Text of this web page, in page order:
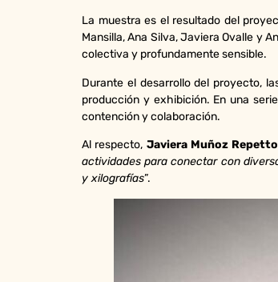
La muestra es el resultado del
Mansilla, Ana Silva, Javiera Ovalle y
colectiva y profundamente sensible.
Durante el desarrollo del proyecto,
producción y exhibición. En una
contención y colaboración.
Al respecto, Javiera Muñoz
actividades para conectar con
y xilografías”.